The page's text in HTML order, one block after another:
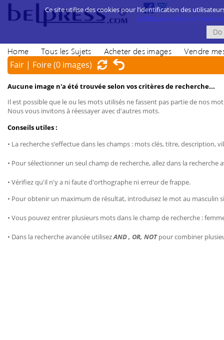
Home Tous les Sujets Acheter des images Vendre
Fair | Foire(0 images)
Aucune image n'a été trouvée selon vos critères de recherche...
Il est possible que le ou les mots utilisés ne fassent pas partie de nos
Nous vous invitons à réessayer avec d'autres mots.
Conseils utiles :
• La recherche s’effectue dans les champs : mots clés, titre, description,
• Pour sélectionner un seul champ de recherche, allez dans la recherche
• Vérifiez qu'il n'y a ni faute d'orthographe ni erreur de frappe.
• Pour obtenir un maximum de résultat, introduisez le mot au masculin
• Vous pouvez entrer plusieurs mots dans le champ de recherche :
• Dans la recherche avancée utilisezAND , OR, NOTpour combiner
Ce site utilise des cookies pour l’identification des
politique d’utilisation des